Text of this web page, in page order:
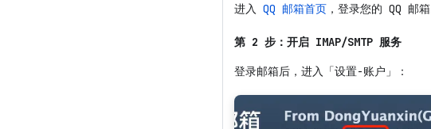
进入 QQ 邮箱首页 ，登录您的 QQ 邮箱
第 2 步：开启 IMAP/SMTP 服务
登录邮箱后，进入「设置-账户」：